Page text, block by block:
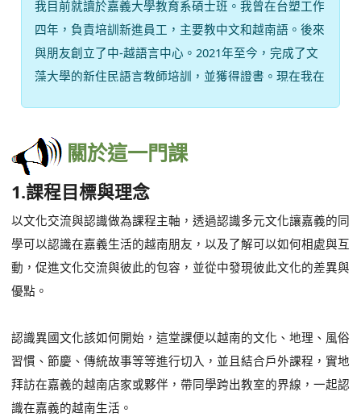
我目前就讀於嘉義大學教育系碩士班。我曾在台塑工作
四年，負責培訓新進員工，主要教中文和越南語。後來
與朋友創立了中-越語言中心。2021年至今，完成了文
藻大學的新住民語言教師培訓，並獲得證書。現在我在
關於這一門課
1.課程目標與理念
以文化交流與認識做為課程主軸，透過認識多元文化讓嘉義的同
學可以認識在嘉義生活的越南朋友，以及了解可以如何相處與互
動，促進文化交流與彼此的包容，並從中發現彼此文化的差異與
優點。
認識異國文化該如何開始，這堂課便以越南的文化、地理、風俗
習慣、節慶、傳統故事等等進行切入，並且結合戶外課程，實地
拜訪在嘉義的越南店家或夥伴，帶同學跨出教室的界線，一起認
識在嘉義的越南生活。